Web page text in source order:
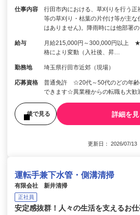
仕事内容
行田市内における、草刈りを行う正
等の草刈り・枯葉の片付け等が主
はありません)。降雨時には他部署
給与
月給215,000円～300,000円以上 ★
格により変動（入社後、昇…
勤務地 埼玉県行田市近郊（現場）
応募資格
普通免許 ☆20代～50代のどの年齢
できます☆異業種からの転職も大歓
後で見る 詳細を見
更新日： 2026/07/
運転手兼下水管・側溝清掃
有限会社 新井清掃
正社員
安定感抜群！人々の生活を支えるお